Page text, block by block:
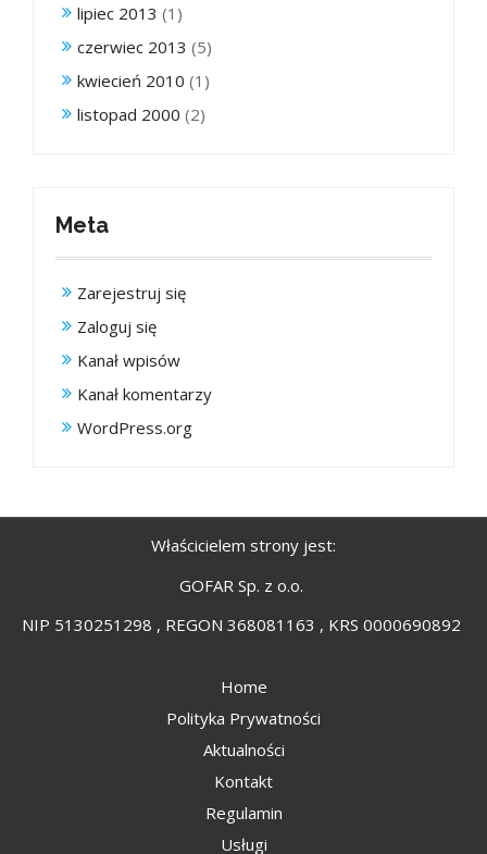
lipiec 2013 (1)
czerwiec 2013 (5)
kwiecień 2010 (1)
listopad 2000 (2)
Meta
Zarejestruj się
Zaloguj się
Kanał wpisów
Kanał komentarzy
WordPress.org
Właścicielem strony jest:
GOFAR Sp. z o.o.
NIP 5130251298 , REGON 368081163 , KRS 0000690892
Home
Polityka Prywatności
Aktualności
Kontakt
Regulamin
Usługi